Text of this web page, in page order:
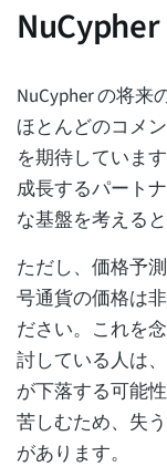
NuCypher の将来
ほとんどのコメ
を期待していま
成長するパート
な基盤を考える
ただし、価格予
号通貨の価格は
ださい。これを
討している人は
が下落する可能
苦しむため、失
があります。